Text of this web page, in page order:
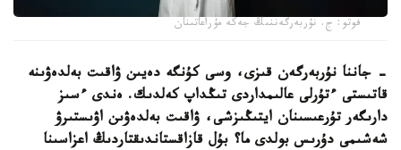
فوتو: ج. نۇربەرگەننىڭ جەكە مۇراعاتىنان
- جاننا نۇربەرگەن قىزى، وسى كۇنگە دەيىن ۋاقىت بەلدەۋىنە
قاتىستى ءتۇرلى عالىمداردى تىڭداپ كەلدىك. ەندى ءسىز
دارىگەر تۇرعىسىنان ايتىڭىزشى، ۋاقىت بەلدەۋىن اۋىستىرۋ
شەشىمى دۇرىس بولدى ما؟ بۇل قازاقستاندىقتاردىڭ اعزاسىنا